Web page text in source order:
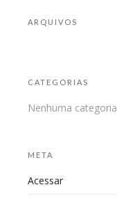
ARQUIVOS
CATEGORIAS
Nenhuma categoria
META
Acessar